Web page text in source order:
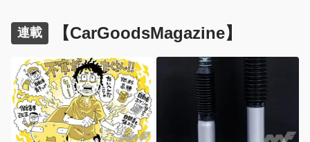
連載 【CarGoodsMagazine】